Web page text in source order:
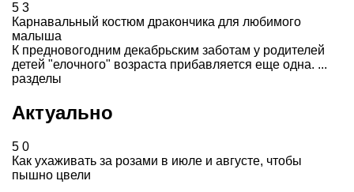
5 3
Карнавальный костюм дракончика для любимого
малыша
К предновогодним декабрьским заботам у родителей
детей "елочного" возраста прибавляется еще одна. ...
разделы
Актуально
5 0
Как ухаживать за розами в июле и августе, чтобы
пышно цвели